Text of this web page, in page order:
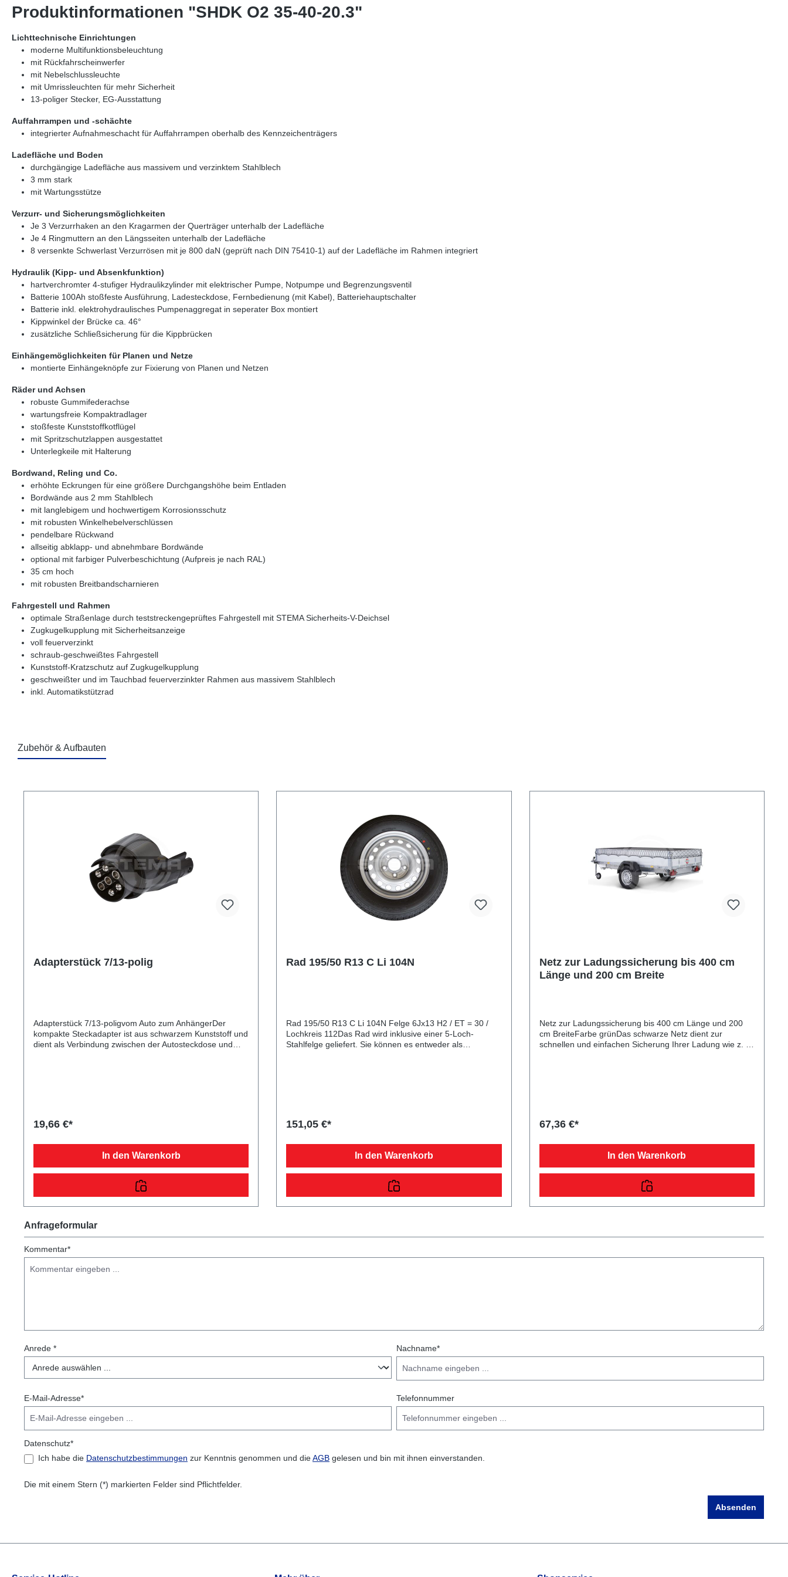
Produktinformationen "SHDK O2 35-40-20.3"
Lichttechnische Einrichtungen
moderne Multifunktionsbeleuchtung
mit Rückfahrscheinwerfer
mit Nebelschlussleuchte
mit Umrissleuchten für mehr Sicherheit
13-poliger Stecker, EG-Ausstattung
Auffahrrampen und -schächte
integrierter Aufnahmeschacht für Auffahrrampen oberhalb des Kennzeichenträgers
Ladefläche und Boden
durchgängige Ladefläche aus massivem und verzinktem Stahlblech
3 mm stark
mit Wartungsstütze
Verzurr- und Sicherungsmöglichkeiten
Je 3 Verzurrhaken an den Kragarmen der Querträger unterhalb der Ladefläche
Je 4 Ringmuttern an den Längsseiten unterhalb der Ladefläche
8 versenkte Schwerlast Verzurrösen mit je 800 daN (geprüft nach DIN 75410-1) auf der Ladefläche im Rahmen integriert
Hydraulik (Kipp- und Absenkfunktion)
hartverchromter 4-stufiger Hydraulikzylinder mit elektrischer Pumpe, Notpumpe und Begrenzungsventil
Batterie 100Ah stoßfeste Ausführung, Ladesteckdose, Fernbedienung (mit Kabel), Batteriehauptschalter
Batterie inkl. elektrohydraulisches Pumpenaggregat in seperater Box montiert
Kippwinkel der Brücke ca. 46°
zusätzliche Schließsicherung für die Kippbrücken
Einhängemöglichkeiten für Planen und Netze
montierte Einhängeknöpfe zur Fixierung von Planen und Netzen
Räder und Achsen
robuste Gummifederachse
wartungsfreie Kompaktradlager
stoßfeste Kunststoffkotflügel
mit Spritzschutzlappen ausgestattet
Unterlegkeile mit Halterung
Bordwand, Reling und Co.
erhöhte Eckrungen für eine größere Durchgangshöhe beim Entladen
Bordwände aus 2 mm Stahlblech
mit langlebigem und hochwertigem Korrosionsschutz
mit robusten Winkelhebelverschlüssen
pendelbare Rückwand
allseitig abklapp- und abnehmbare Bordwände
optional mit farbiger Pulverbeschichtung (Aufpreis je nach RAL)
35 cm hoch
mit robusten Breitbandscharnieren
Fahrgestell und Rahmen
optimale Straßenlage durch teststreckengeprüftes Fahrgestell mit STEMA Sicherheits-V-Deichsel
Zugkugelkupplung mit Sicherheitsanzeige
voll feuerverzinkt
schraub-geschweißtes Fahrgestell
Kunststoff-Kratzschutz auf Zugkugelkupplung
geschweißter und im Tauchbad feuerverzinkter Rahmen aus massivem Stahlblech
inkl. Automatikstützrad
Zubehör & Aufbauten
Adapterstück 7/13-polig
Adapterstück 7/13-poligvom Auto zum AnhängerDer
kompakte Steckadapter ist aus schwarzem Kunststoff und
dient als Verbindung zwischen der Autosteckdose und
19,66 €*
In den Warenkorb
Rad 195/50 R13 C Li 104N
Rad 195/50 R13 C Li 104N Felge 6Jx13 H2 / ET = 30 /
Lochkreis 112Das Rad wird inklusive einer 5-Loch-
Stahlfelge geliefert. Sie können es entweder als
151,05 €*
In den Warenkorb
Netz zur Ladungssicherung bis 400 cm
Länge und 200 cm Breite
Netz zur Ladungssicherung bis 400 cm Länge und 200
cm BreiteFarbe grünDas schwarze Netz dient zur
schnellen und einfachen Sicherung Ihrer Ladung wie z. B.
67,36 €*
In den Warenkorb
Anfrageformular
Kommentar*
Anrede * Nachname*
E-Mail-Adresse* Telefonnummer
Datenschutz*
Ich habe die Datenschutzbestimmungen zur Kenntnis genommen und dieAGB gelesen und bin mit ihnen einverstanden.
Die mit einem Stern (*) markierten Felder sind Pflichtfelder.
Absenden